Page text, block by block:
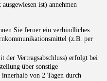
ist) annehmen
Sie ferner ein verbindliches
(z.B. per
der Vertragsabschluss) erfolgt bei
über sonstige
von 2 Tagen durch